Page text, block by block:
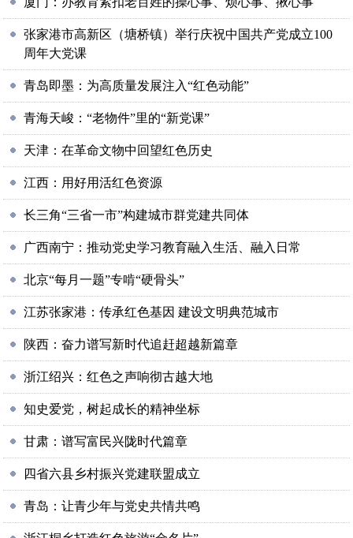
张家港市高新区（塘桥镇）举行庆祝中国共产党成立100
周年大党课
青岛即墨：为高质量发展注入“红色动能”
青海天峻：“老物件”里的“新党课”
天津：在革命文物中回望红色历史
江西：用好用活红色资源
长三角“三省一市”构建城市群党建共同体
广西南宁：推动党史学习教育融入生活、融入日常
北京“每月一题”专啃“硬骨头”
江苏张家港：传承红色基因 建设文明典范城市
陕西：奋力谱写新时代追赶超越新篇章
浙江绍兴：红色之声响彻古越大地
知史爱党，树起成长的精神坐标
甘肃：谱写富民兴陇时代篇章
四省六县乡村振兴党建联盟成立
青岛：让青少年与党史共情共鸣